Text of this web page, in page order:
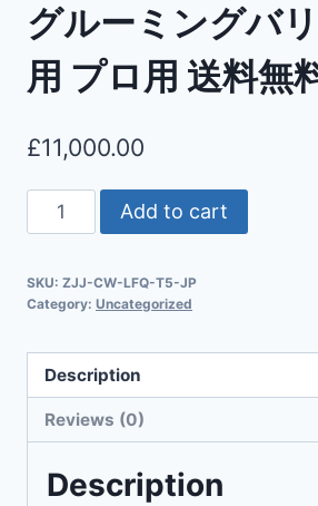
グルーミングバ
用 プロ用 送料無
£11,000.00
Add to cart
SKU: ZJJ-CW-LFQ-T5-JP
Category: Uncategorized
Description
Reviews (0)
Description